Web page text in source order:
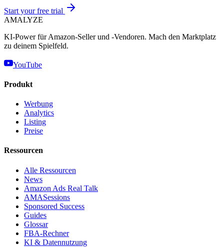
Start your free trial
AMALYZE
KI-Power für Amazon-Seller und -Vendoren. Mach den Marktplatz
zu deinem Spielfeld.
YouTube
Produkt
Werbung
Analytics
Listing
Preise
Ressourcen
Alle Ressourcen
News
Amazon Ads Real Talk
AMASessions
Sponsored Success
Guides
Glossar
FBA-Rechner
KI & Datennutzung